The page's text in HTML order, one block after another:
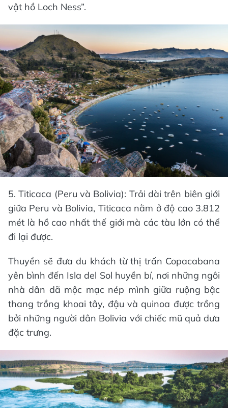
vật hồ Loch Ness”.
5. Titicaca (Peru và Bolivia): Trải dài trên biên giới
giữa Peru và Bolivia, Titicaca nằm ở độ cao 3.812
mét là hồ cao nhất thế giới mà các tàu lớn có thể
đi lại được.
Thuyền sẽ đưa du khách từ thị trấn Copacabana
yên bình đến Isla del Sol huyền bí, nơi những ngôi
nhà dân dã mộc mạc nép mình giữa ruộng bậc
thang trồng khoai tây, đậu và quinoa được trồng
bởi những người dân Bolivia với chiếc mũ quả dưa
đặc trưng.